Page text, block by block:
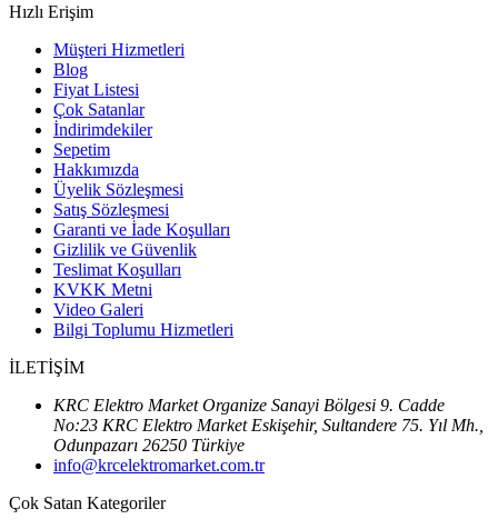
Hızlı Erişim
Müşteri Hizmetleri
Blog
Fiyat Listesi
Çok Satanlar
İndirimdekiler
Sepetim
Hakkımızda
Üyelik Sözleşmesi
Satış Sözleşmesi
Garanti ve İade Koşulları
Gizlilik ve Güvenlik
Teslimat Koşulları
KVKK Metni
Video Galeri
Bilgi Toplumu Hizmetleri
İLETİŞİM
KRC Elektro Market Organize Sanayi Bölgesi 9. Cadde
No:23 KRC Elektro Market Eskişehir, Sultandere 75. Yıl Mh.,
Odunpazarı 26250 Türkiye
info@krcelektromarket.com.tr
Çok Satan Kategoriler